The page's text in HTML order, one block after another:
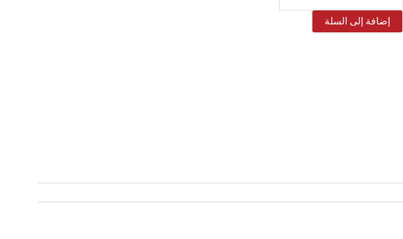
طقم
شرشف
إضافة إلى السلة